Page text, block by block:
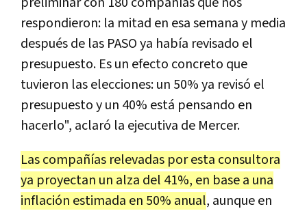
respondieron: la mitad en esa semana y media
después de las PASO ya había revisado el
presupuesto. Es un efecto concreto que
tuvieron las elecciones: un 50% ya revisó el
presupuesto y un 40% está pensando en
hacerlo", aclaró la ejecutiva de Mercer.
Las compañías relevadas por esta consultora
ya proyectan un alza del 41%, en base a una
inflación estimada en 50% anual, aunque en